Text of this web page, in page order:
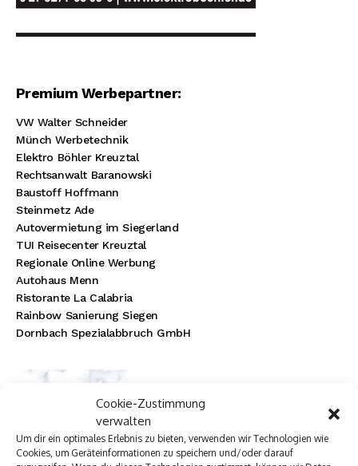
Cookie-Zustimmung
verwalten
Um dir ein optimales Erlebnis zu bieten, verwenden wir Technologien wie
Cookies, um Geräteinformationen zu speichern und/oder darauf
Premium Werbepartner:
VW Walter Schneider
Münch Werbetechnik
Elektro Böhler Kreuztal
Rechtsanwalt Baranowski
Baustoff Hoffmann
Steinmetz Ade
Autovermietung im Siegerland
TUI Reisecenter Kreuztal
Regionale Online Werbung
Autohaus Menn
Ristorante La Calabria
Rainbow Sanierung Siegen
Dornbach Spezialabbruch GmbH